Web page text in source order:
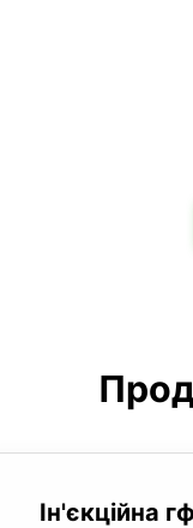
Ін'єкційна